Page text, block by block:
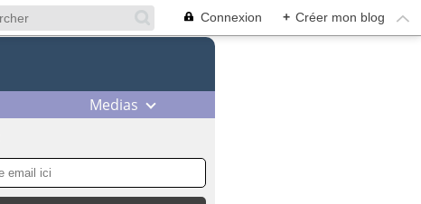
Connexion + Créer mon blog
Medias